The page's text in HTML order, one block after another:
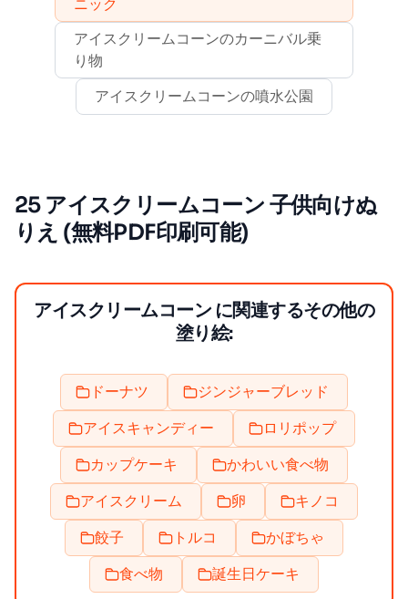
ニック
アイスクリームコーンのカーニバル乗
り物
アイスクリームコーンの噴水公園
25 アイスクリームコーン 子供向けぬ
りえ (無料PDF印刷可能)
アイスクリームコーン に関連するその他の
塗り絵:
ドーナツ
ジンジャーブレッド
アイスキャンディー
ロリポップ
カップケーキ
かわいい食べ物
アイスクリーム
卵
キノコ
餃子
トルコ
かぼちゃ
食べ物
誕生日ケーキ